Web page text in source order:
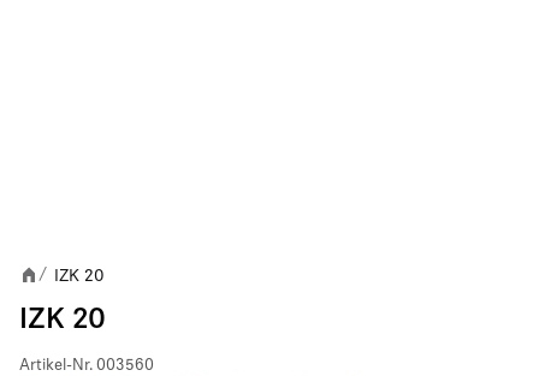
/ IZK 20
IZK 20
Artikel-Nr. 003560